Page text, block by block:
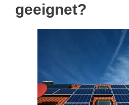
geeignet?